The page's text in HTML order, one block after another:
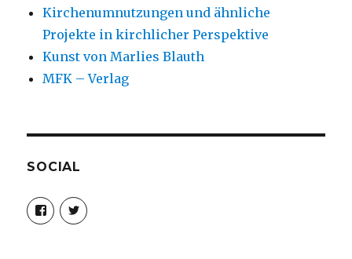
Kirchenumnutzungen und ähnliche
Projekte in kirchlicher Perspektive
Kunst von Marlies Blauth
MFK – Verlag
SOCIAL
Profil
von
christoph.fleischer1
Profil
von